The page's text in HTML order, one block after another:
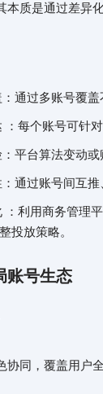
本质是通过差异
通过多账号覆盖
：每个账号可针
平台算法变动或
通过账号间互推
：利用商务管理
投放策略。
账号生态
协同，覆盖用户